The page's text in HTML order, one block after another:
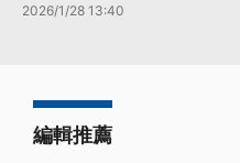
2026/1/28 13:40
編輯推薦